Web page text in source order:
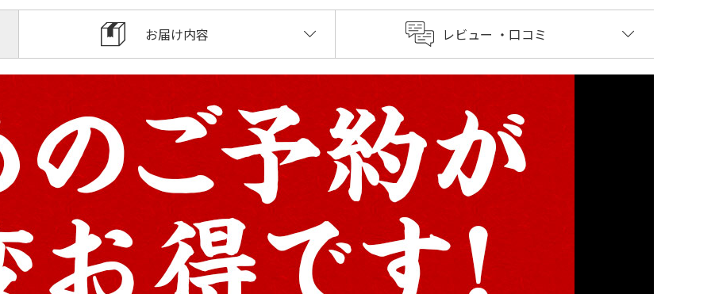
お届け内容 レビュー ・口コミ